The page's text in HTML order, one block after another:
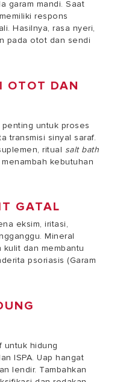
garam mandi. Saat
respons
Hasilnya, rasa nyeri,
pada otot dan sendi
OTOT DAN
untuk proses
transmisi sinyal saraf.
ritual salt bath
kebutuhan
GATAL
eksim, iritasi,
Mineral
kulit dan membantu
psoriasis (Garam
untuk hidung
ISPA. Uap hangat
lendir. Tambahkan